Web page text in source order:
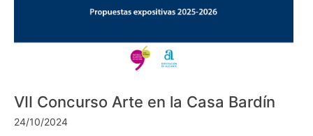
VII Concurso Arte en la Casa Bardín
24/10/2024